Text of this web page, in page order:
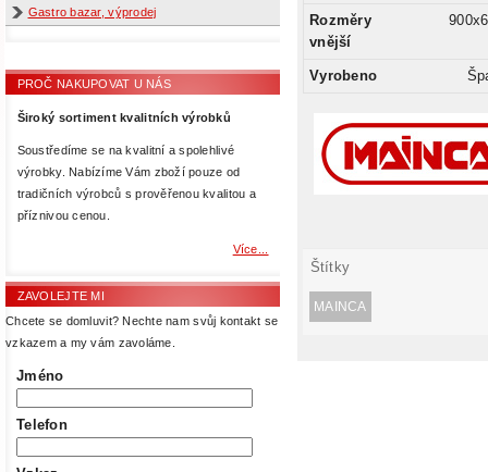
Gastro bazar, výprodej
PROČ NAKUPOVAT U NÁS
Široký sortiment kvalitních výrobků
Soustředíme se na kvalitní a spolehlivé
výrobky. Nabízíme Vám zboží pouze od
tradičních výrobců s prověřenou kvalitou a
příznivou cenou.
Více...
ZAVOLEJTE MI
Chcete se domluvit? Nechte nam svůj kontakt se
vzkazem a my vám zavoláme.
Jméno
Telefon
Rozměry
vnější
Vyrobeno
Štítky
MAINCA